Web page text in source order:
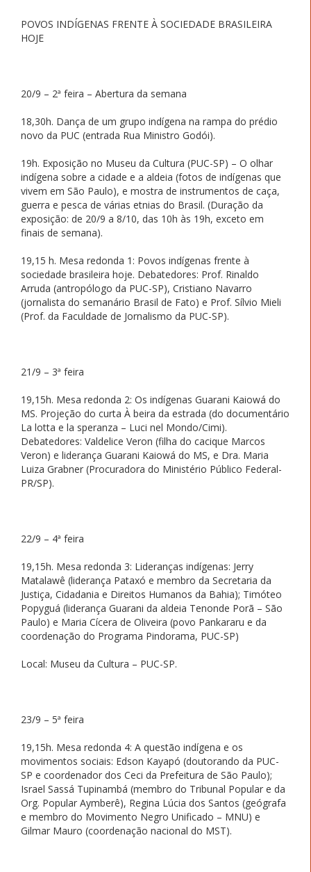
POVOS INDÍGENAS FRENTE À SOCIEDADE BRASILEIRA
HOJE
20/9 – 2ª feira – Abertura da semana
18,30h. Dança de um grupo indígena na rampa do prédio
novo da PUC (entrada Rua Ministro Godói).
19h. Exposição no Museu da Cultura (PUC-SP) – O olhar
indígena sobre a cidade e a aldeia (fotos de indígenas que
vivem em São Paulo), e mostra de instrumentos de caça,
guerra e pesca de várias etnias do Brasil. (Duração da
exposição: de 20/9 a 8/10, das 10h às 19h, exceto em
finais de semana).
19,15 h. Mesa redonda 1: Povos indígenas frente à
sociedade brasileira hoje. Debatedores: Prof. Rinaldo
Arruda (antropólogo da PUC-SP), Cristiano Navarro
(jornalista do semanário Brasil de Fato) e Prof. Sílvio Mieli
(Prof. da Faculdade de Jornalismo da PUC-SP).
21/9 – 3ª feira
19,15h. Mesa redonda 2: Os indígenas Guarani Kaiowá do
MS. Projeção do curta À beira da estrada (do documentário
La lotta e la speranza – Luci nel Mondo/Cimi).
Debatedores: Valdelice Veron (filha do cacique Marcos
Veron) e liderança Guarani Kaiowá do MS, e Dra. Maria
Luiza Grabner (Procuradora do Ministério Público Federal-
PR/SP).
22/9 – 4ª feira
19,15h. Mesa redonda 3: Lideranças indígenas: Jerry
Matalawê (liderança Pataxó e membro da Secretaria da
Justiça, Cidadania e Direitos Humanos da Bahia); Timóteo
Popyguá (liderança Guarani da aldeia Tenonde Porã – São
Paulo) e Maria Cícera de Oliveira (povo Pankararu e da
coordenação do Programa Pindorama, PUC-SP)
Local: Museu da Cultura – PUC-SP.
23/9 – 5ª feira
19,15h. Mesa redonda 4: A questão indígena e os
movimentos sociais: Edson Kayapó (doutorando da PUC-
SP e coordenador dos Ceci da Prefeitura de São Paulo);
Israel Sassá Tupinambá (membro do Tribunal Popular e da
Org. Popular Aymberê), Regina Lúcia dos Santos (geógrafa
e membro do Movimento Negro Unificado – MNU) e
Gilmar Mauro (coordenação nacional do MST).